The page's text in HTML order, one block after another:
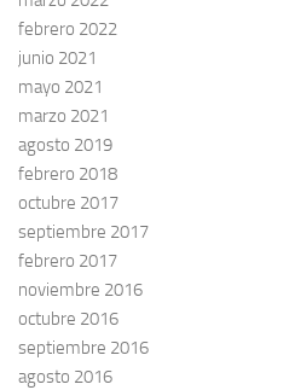
febrero 2022
junio 2021
mayo 2021
marzo 2021
agosto 2019
febrero 2018
octubre 2017
septiembre 2017
febrero 2017
noviembre 2016
octubre 2016
septiembre 2016
agosto 2016